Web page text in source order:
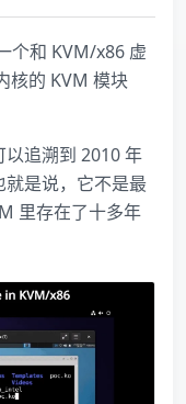
个和 KVM/x86 虚
核的 KVM 模块
追溯到 2010 年
是说，它不是最
里存在了十多年